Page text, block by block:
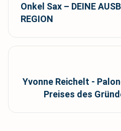
Onkel Sax – DEINE
REGION
Yvonne Reichelt -
Preises des